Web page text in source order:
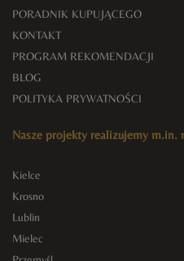
PORADNIK KUPUJĄCEGO
KONTAKT
PROGRAM REKOMENDACJI
BLOG
POLITYKA PRYWATNOŚCI
Nasze projekty realizujemy m.in.
Kielce
Krosno
Lublin
Mielec